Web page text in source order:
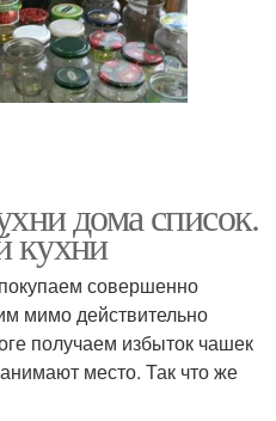
дома список.
кухни
совершенно
мимо действительно
получаем избыток чашек
место. Так что же